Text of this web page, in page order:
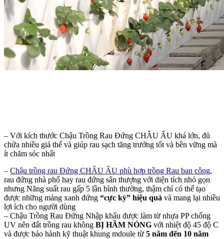
– Với kích thước Chậu Trồng Rau Đứng CHÂU ÂU khá lớn, đủ
chứa nhiều giá thể và giúp rau sạch tăng trưởng tốt và bền vững mà
ít chăm sóc nhất
– Chậu trồng rau Đứng CHÂU ÂU phù hợp trồng Rau ban công,
rau đứng nhà phố hay rau đứng sân thượng với diện tích nhỏ gọn
nhưng Năng suất rau gấp 5 lần bình thường, thậm chí có thể tạo
được những mảng xanh đứng “cực kỳ” hiệu quả và mang lại nhiều
lợi ích cho người dùng
– Chậu Trồng Rau Đứng Nhập khẩu được làm từ nhựa PP chống
UV nên đất trồng rau không BỊ HẦM NÓNG với nhiệt độ 45 độ C
và được bảo hành kỹ thuật khung mdoule từ 5 năm đến 10 năm